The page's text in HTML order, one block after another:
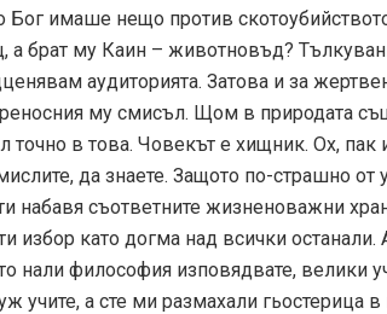
Бог имаше нещо против
брат му Каин – животновъд?
аудиторията. Затова и за
му смисъл. Щом в природата
в това. Човекът е хищник. Ох, пак
да знаете. Защото по-страшно от
набавя съответните жизненоважни
избор като догма над всички
нали философия изповядвате, велики
учите, а сте ми размахали гьостерица